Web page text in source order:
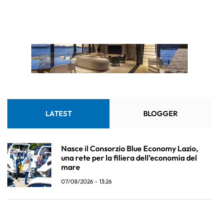
LATEST BLOGGER
Nasce il Consorzio Blue Economy Lazio,
una rete per la filiera dell’economia del
mare
07/08/2026 - 13:26